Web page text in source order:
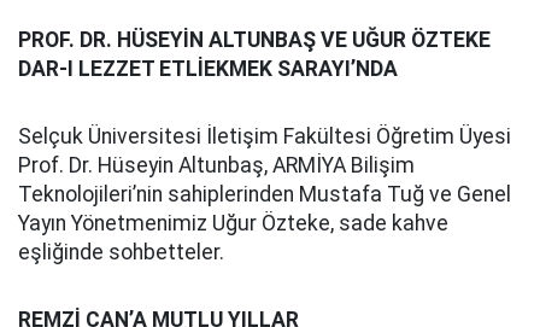
PROF. DR. HÜSEYİN ALTUNBAŞ VE UĞUR ÖZTEKE
DAR-I LEZZET ETLİEKMEK SARAYI’NDA
Selçuk Üniversitesi İletişim Fakültesi Öğretim Üyesi
Prof. Dr. Hüseyin Altunbaş, ARMİYA Bilişim
Teknolojileri’nin sahiplerinden Mustafa Tuğ ve Genel
Yayın Yönetmenimiz Uğur Özteke, sade kahve
eşliğinde sohbetteler.
REMZİ CAN’A MUTLU YILLAR